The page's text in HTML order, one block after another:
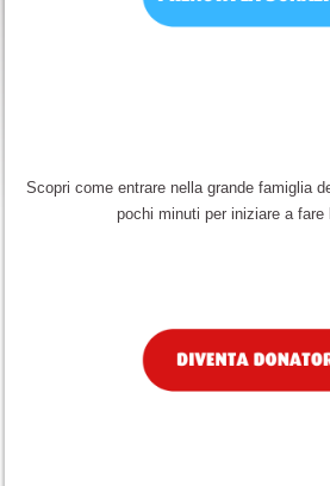
Scopri come entrare nella grande famiglia
pochi minuti per iniziare a fare